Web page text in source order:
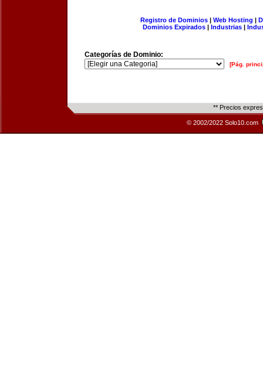
Registro de Dominios| Web Hosting |
Dominios Expirados | Industrias |
Categorías de Dominio:
[Pág.
** Precios
© 2002/2022 Solo10.com